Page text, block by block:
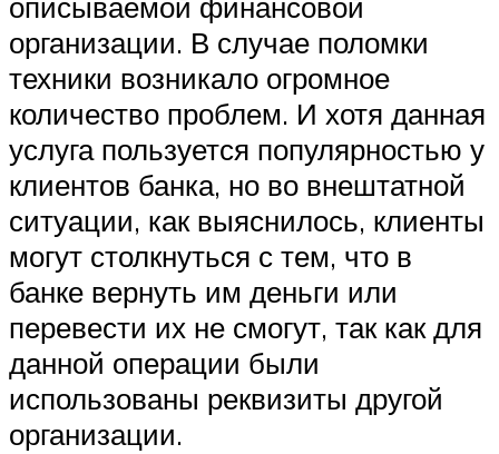
описываемой финансовой
организации. В случае поломки
техники возникало огромное
количество проблем. И хотя данная
услуга пользуется популярностью у
клиентов банка, но во внештатной
ситуации, как выяснилось, клиенты
могут столкнуться с тем, что в
банке вернуть им деньги или
перевести их не смогут, так как для
данной операции были
использованы реквизиты другой
организации.